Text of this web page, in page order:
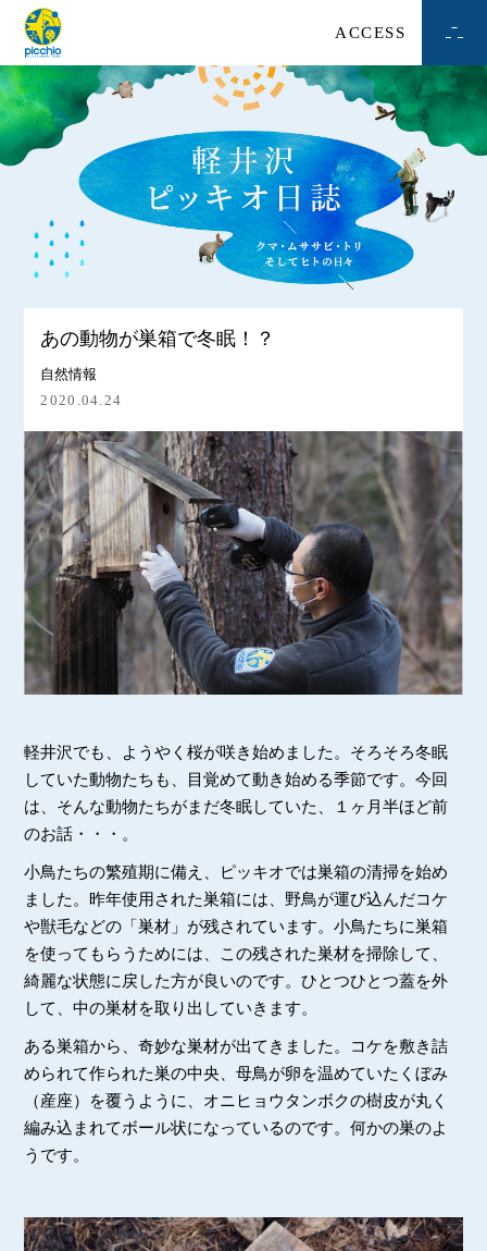
ACCESS
あの動物が巣箱で冬眠！？
自然情報
2020.04.24
軽井沢でも、ようやく桜が咲き始めました。そろそろ冬眠
していた動物たちも、目覚めて動き始める季節です。今回
は、そんな動物たちがまだ冬眠していた、１ヶ月半ほど前
のお話・・・。
小鳥たちの繁殖期に備え、ピッキオでは巣箱の清掃を始め
ました。昨年使用された巣箱には、野鳥が運び込んだコケ
や獣毛などの「巣材」が残されています。小鳥たちに巣箱
を使ってもらうためには、この残された巣材を掃除して、
綺麗な状態に戻した方が良いのです。ひとつひとつ蓋を外
して、中の巣材を取り出していきます。
ある巣箱から、奇妙な巣材が出てきました。コケを敷き詰
められて作られた巣の中央、母鳥が卵を温めていたくぼみ
（産座）を覆うように、オニヒョウタンボクの樹皮が丸く
編み込まれてボール状になっているのです。何かの巣のよ
うです。